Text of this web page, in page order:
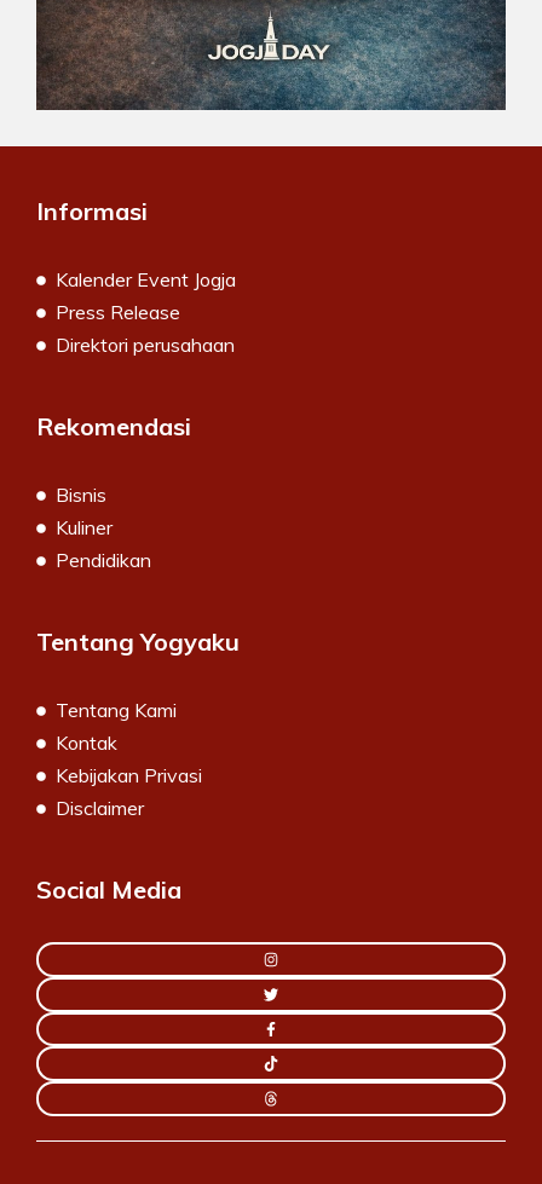
Informasi
Kalender Event Jogja
Press Release
Direktori perusahaan
Rekomendasi
Bisnis
Kuliner
Pendidikan
Tentang Yogyaku
Tentang Kami
Kontak
Kebijakan Privasi
Disclaimer
Social Media